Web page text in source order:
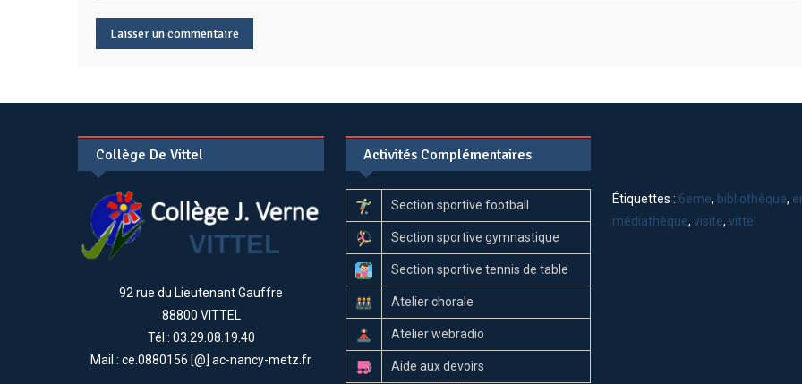
Collège De Vittel
92 rue du Lieutenant Gauffre
88800 VITTEL
Tél : 03.29.08.19.40
Mail : ce.0880156 [@] ac-nancy-metz.fr
Activités Complémentaires
Section sportive football
Section sportive gymnastique
Section sportive tennis de table
Atelier chorale
Atelier webradio
Aide aux devoirs
Étiquettes : 6eme, bibliothèque,
médiathèque,visite,vittel